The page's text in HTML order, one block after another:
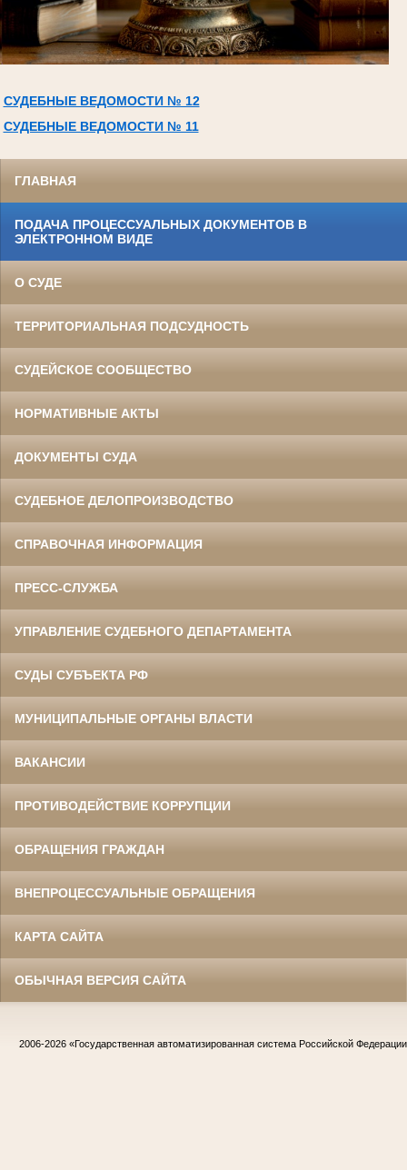
СУДЕБНЫЕ ВЕДОМОСТИ № 12
СУДЕБНЫЕ ВЕДОМОСТИ № 11
ГЛАВНАЯ
ПОДАЧА ПРОЦЕССУАЛЬНЫХ ДОКУМЕНТОВ В
ЭЛЕКТРОННОМ ВИДЕ
О СУДЕ
ТЕРРИТОРИАЛЬНАЯ ПОДСУДНОСТЬ
СУДЕЙСКОЕ СООБЩЕСТВО
НОРМАТИВНЫЕ АКТЫ
ДОКУМЕНТЫ СУДА
СУДЕБНОЕ ДЕЛОПРОИЗВОДСТВО
СПРАВОЧНАЯ ИНФОРМАЦИЯ
ПРЕСС-СЛУЖБА
УПРАВЛЕНИЕ СУДЕБНОГО ДЕПАРТАМЕНТА
СУДЫ СУБЪЕКТА РФ
МУНИЦИПАЛЬНЫЕ ОРГАНЫ ВЛАСТИ
ВАКАНСИИ
ПРОТИВОДЕЙСТВИЕ КОРРУПЦИИ
ОБРАЩЕНИЯ ГРАЖДАН
ВНЕПРОЦЕССУАЛЬНЫЕ ОБРАЩЕНИЯ
КАРТА САЙТА
ОБЫЧНАЯ ВЕРСИЯ САЙТА
2006-2026 «Государственная автоматизированная система Российской